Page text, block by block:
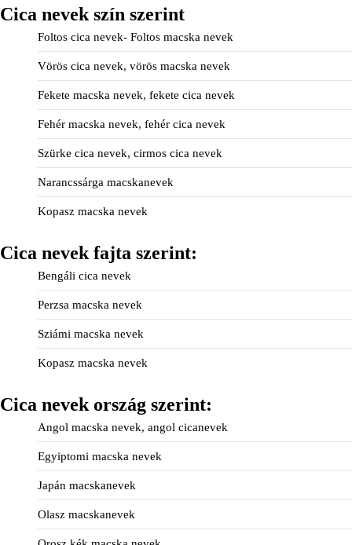
Cica nevek szín szerint
Foltos cica nevek- Foltos macska nevek
Vörös cica nevek, vörös macska nevek
Fekete macska nevek, fekete cica nevek
Fehér macska nevek, fehér cica nevek
Szürke cica nevek, cirmos cica nevek
Narancssárga macskanevek
Kopasz macska nevek
Cica nevek fajta szerint:
Bengáli cica nevek
Perzsa macska nevek
Sziámi macska nevek
Kopasz macska nevek
Cica nevek ország szerint:
Angol macska nevek, angol cicanevek
Egyiptomi macska nevek
Japán macskanevek
Olasz macskanevek